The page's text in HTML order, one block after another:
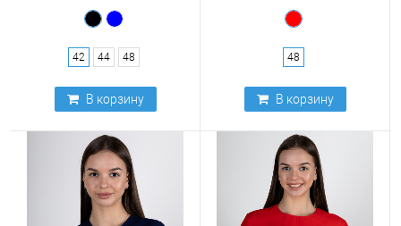
42 44 48
В корзину
48
В корзину